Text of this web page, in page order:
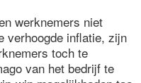
werknemers niet
verhoogde inflatie, zijn
toch te
van het bedrijf te